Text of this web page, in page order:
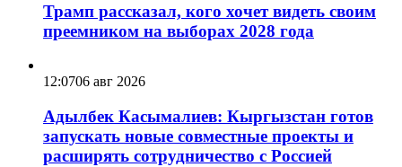
Трамп рассказал, кого хочет видеть своим
преемником на выборах 2028 года
12:0706 авг 2026
Адылбек Касымалиев: Кыргызстан готов
запускать новые совместные проекты и
расширять сотрудничество с Россией